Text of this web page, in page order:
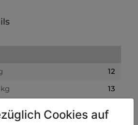
12
13
Cookies auf